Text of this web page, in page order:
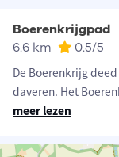
Boerenkrijgpad
6.6 km 0.5/5
De Boerenkrijg
daveren. Het
meer lezen